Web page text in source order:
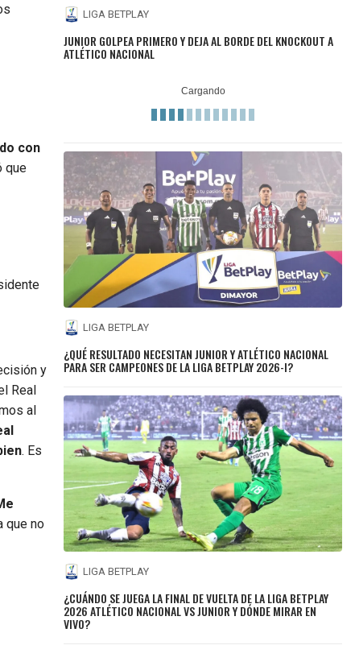
con
que
y
Real
al
. Es
que no
LIGA BETPLAY
JUNIOR GOLPEA PRIMERO Y DEJA AL BORDE DEL KNOCKOUT A
ATLÉTICO NACIONAL
LIGA BETPLAY
¿QUÉ RESULTADO NECESITAN JUNIOR Y ATLÉTICO NACIONAL
PARA SER CAMPEONES DE LA LIGA BETPLAY 2026-I?
LIGA BETPLAY
¿CUÁNDO SE JUEGA LA FINAL DE VUELTA DE LA LIGA BETPLAY
2026 ATLÉTICO NACIONAL VS JUNIOR Y DÓNDE MIRAR EN
VIVO?